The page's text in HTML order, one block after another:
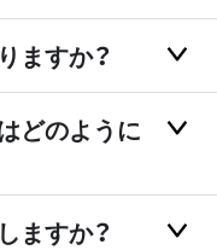
ますか？
どのように
ますか？